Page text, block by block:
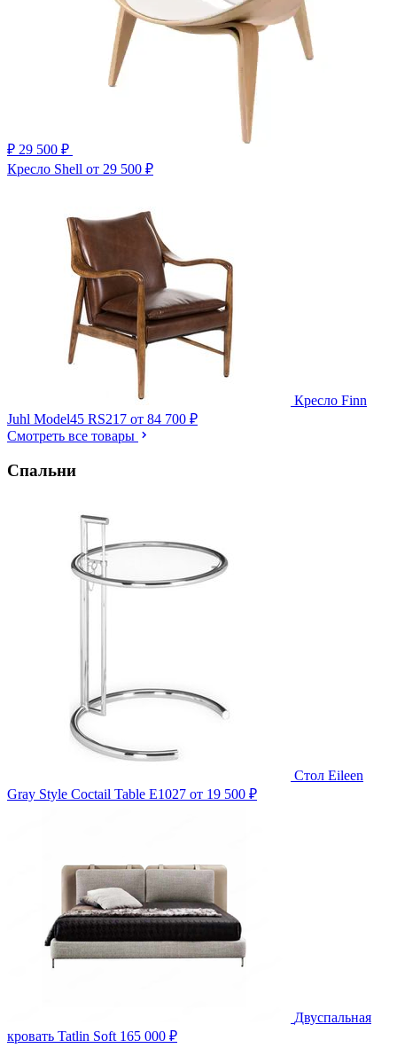
₽ 29 500 ₽
Кресло Shell от 29 500 ₽
Кресло Finn
Juhl Model45 RS217 от 84 700 ₽
Смотреть все товары
Спальни
Стол Eileen
Gray Style Coctail Table E1027 от 19 500 ₽
Двуспальная
кровать Tatlin Soft 165 000 ₽